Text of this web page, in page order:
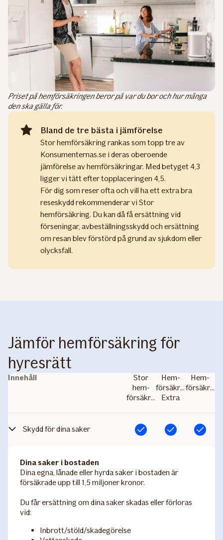
Priset på hemförsäkringen beror på var du bor och hur många
den ska gälla för.
Bland de tre bästa i jämförelse
Stor hemförsäkring rankas som topp tre av
Konsumenternas.se i deras oberoende
jämförelse av hemförsäkringar. Med betyget 4,3
ligger vi tätt efter topplaceringen 4,5.
För dig som reser ofta och vill ha ett extra bra
reseskydd rekommenderar vi Stor
hemförsäkring. Du kan då få ersättning vid
förseningar, avbeställningsskydd och ersättning
om resan blev förstörd på grund av sjukdom eller
olycksfall.
Jämför hemförsäkring för
hyresrätt
Innehåll
Stor
hem­
försäkring
Hem­
försäkring
Extra
Hem­
försäkring
Skydd för dina saker Ingår Ingår Ingår
Dina saker i bostaden
Dina egna, lånade eller hyrda saker i bostaden är
försäkrade upp till 1,5 miljoner kronor.
Du får ersättning om dina saker skadas eller förloras
vid:
Inbrott/stöld/skadegörelse